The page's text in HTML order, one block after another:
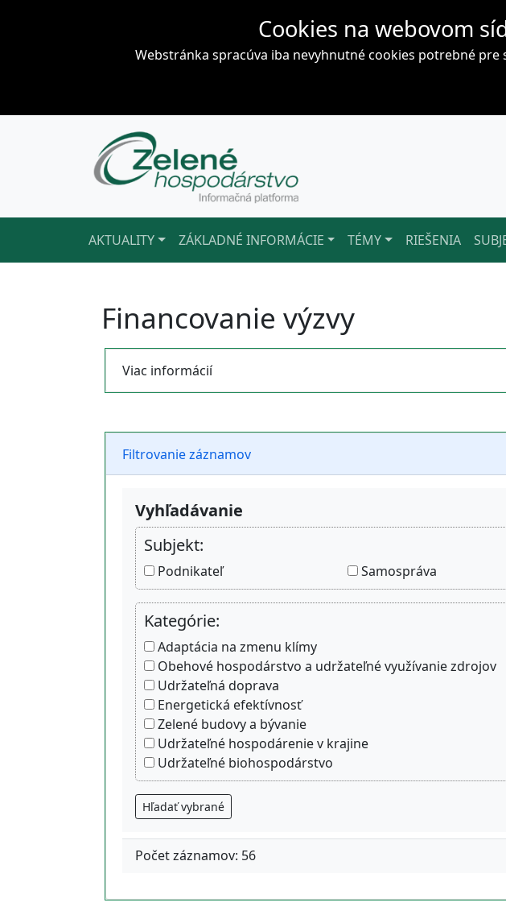
Cookies na webovom
Webstránka spracúva iba nevyhnutné cookies potrebné
AKTUALITY ZÁKLADNÉ INFORMÁCIE TÉMY RIEŠENIA
Financovanie výzvy
Viac informácií
Filtrovanie záznamov
Vyhľadávanie
Subjekt:
Podnikateľ Samospráva
Kategórie:
Adaptácia na zmenu klímy
Obehové hospodárstvo a udržateľné využívanie zdrojov
Udržateľná doprava
Energetická efektívnosť
Zelené budovy a bývanie
Udržateľné hospodárenie v krajine
Udržateľné biohospodárstvo
Hľadať vybrané
Počet záznamov: 56